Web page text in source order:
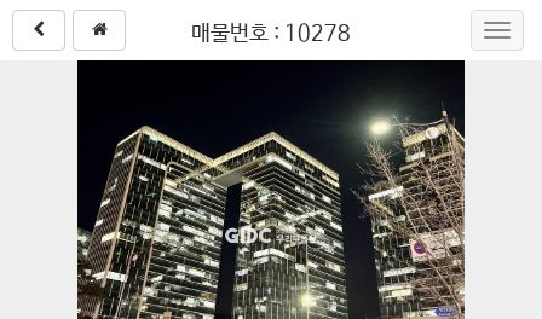
매물번호 : 10278